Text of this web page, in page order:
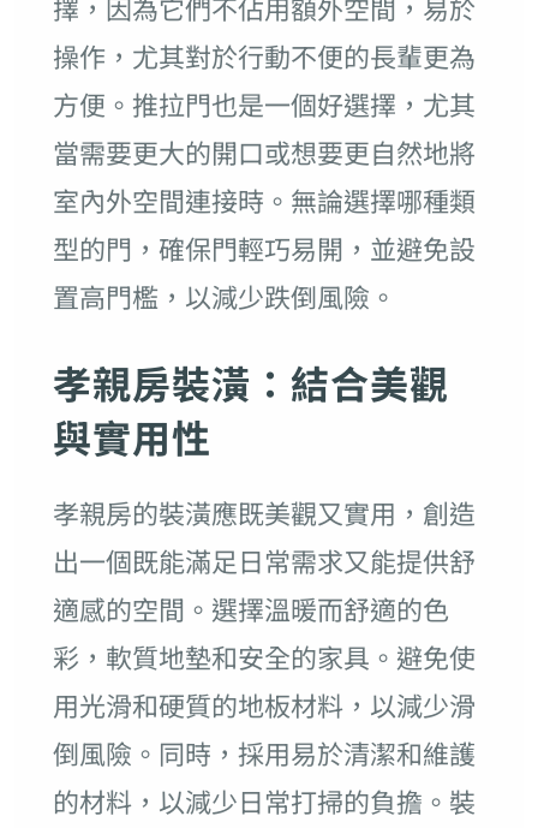
操作，尤其對於行動不便的長輩更為
方便。推拉門也是一個好選擇，尤其
當需要更大的開口或想要更自然地將
室內外空間連接時。無論選擇哪種類
型的門，確保門輕巧易開，並避免設
置高門檻，以減少跌倒風險。
孝親房裝潢：結合美觀
與實用性
孝親房的裝潢應既美觀又實用，創造
出一個既能滿足日常需求又能提供舒
適感的空間。選擇溫暖而舒適的色
彩，軟質地墊和安全的家具。避免使
用光滑和硬質的地板材料，以減少滑
倒風險。同時，採用易於清潔和維護
的材料，以減少日常打掃的負擔。裝